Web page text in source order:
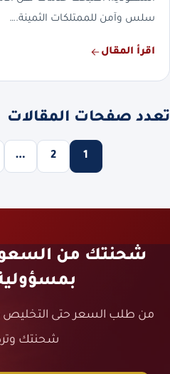
سلس وآمن للممتلكات الثمينة.…
اقرأ المقال
تعدد صفحات المقالات
1
2
…
شحنتك من
من طلب السعر حتى التخليص
شحنتك